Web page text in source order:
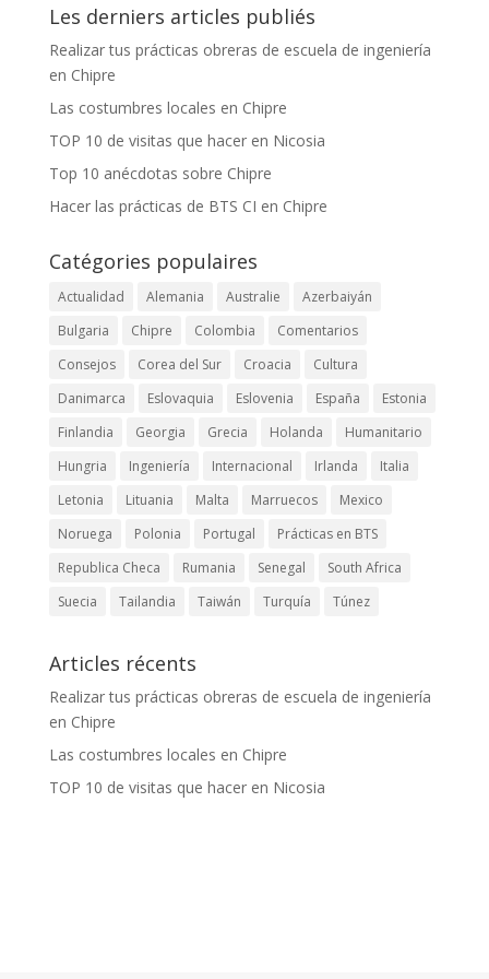
Les derniers articles publiés
Realizar tus prácticas obreras de escuela de ingeniería
en Chipre
Las costumbres locales en Chipre
TOP 10 de visitas que hacer en Nicosia
Top 10 anécdotas sobre Chipre
Hacer las prácticas de BTS CI en Chipre
Catégories populaires
Actualidad Alemania Australie
Azerbaiyán
Bulgaria
Chipre Colombia
Comentarios
Consejos
Corea del Sur Croacia
Cultura
Danimarca
Eslovaquia Eslovenia España
Estonia
Finlandia
Georgia Grecia Holanda
Humanitario
Hungria
Ingeniería Internacional Irlanda
Italia
Letonia
Lituania Malta Marruecos
Mexico
Noruega
Polonia Portugal
Prácticas en BTS
Republica Checa
Rumania Senegal
South Africa
Suecia
Tailandia Taiwán Turquía Túnez
Articles récents
Realizar tus prácticas obreras de escuela de ingeniería
en Chipre
Las costumbres locales en Chipre
TOP 10 de visitas que hacer en Nicosia